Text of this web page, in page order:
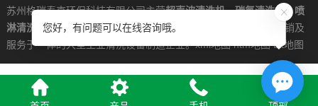
苏州格瑞泰克环保科技有限公司主营超声波清洗机，碳氢清洗机，喷
淋清洗机，是一家专业从事高清洁度问题解决系统的研发制造营销及
服务于一体的大型工业清洗设备制造企业。xml地图 htm地图 txt地图
您好，有问题可以在线咨询哦。